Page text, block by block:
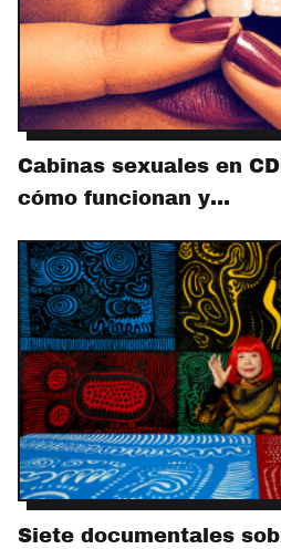
Cabinas sexuales en
cómo funcionan y…
Siete documentales